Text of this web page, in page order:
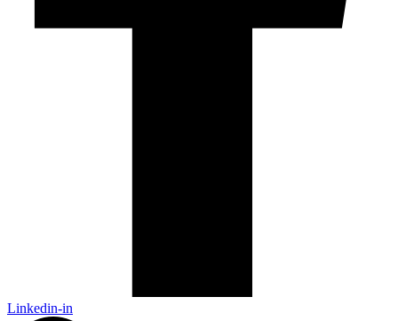
Linkedin-in